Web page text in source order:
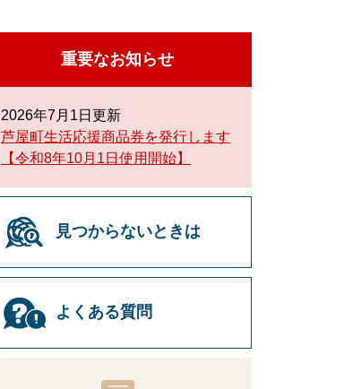
重要なお知らせ
2026年7月1日更新
芦屋町生活応援商品券を発行します
【令和8年10月1日使用開始】
見つからないときは
よくある質問